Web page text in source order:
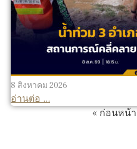
8 สิงหาคม 2026
อ่านต่อ ...
« ก่อนหน้า